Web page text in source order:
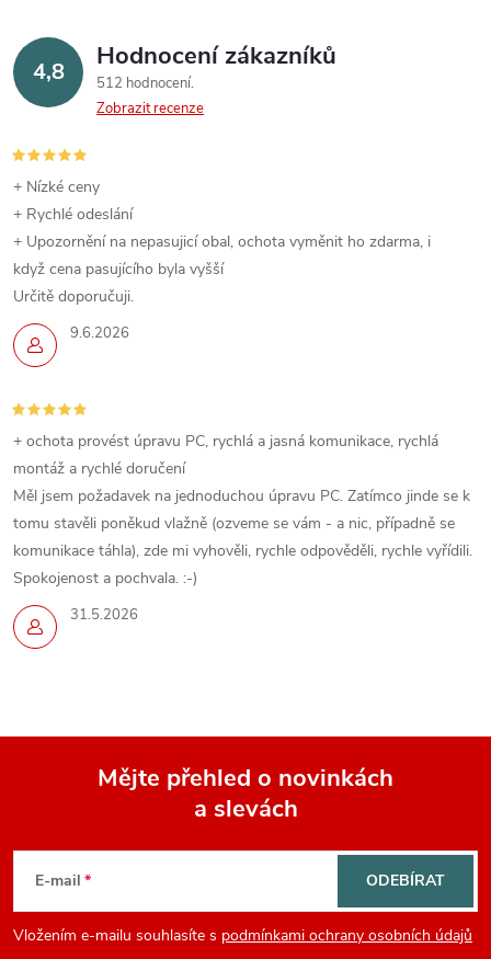
4,8 Hodnocení zákazníků
512 hodnocení
Zobrazit recenze
9.6.2026
+ Nízké ceny
+ Rychlé odeslání
+ Upozornění na nepasujicí obal, ochota vyměnit ho zdarma, i
když cena pasujícího byla vyšší
Určitě doporučuji.
31.5.2026
+ ochota provést úpravu PC, rychlá a jasná komunikace, rychlá
montáž a rychlé doručení
Měl jsem požadavek na jednoduchou úpravu PC. Zatímco jinde se k
tomu stavěli poněkud vlažně (ozveme se vám - a nic, případně se
komunikace táhla), zde mi vyhověli, rychle odpověděli, rychle vyřídili.
Spokojenost a pochvala. :-)
p
Mějte přehled o novinkách
a slevách
E-mail
Vložením e-mailu souhlasíte s podmínkami ochrany osobních údajů
ODEBÍRAT